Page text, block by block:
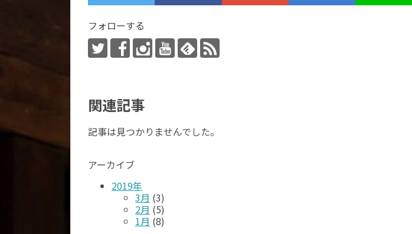
フォローする
関連記事
記事は見つかりませんでした。
アーカイブ
2019年
3月 (3)
2月 (5)
1月 (8)